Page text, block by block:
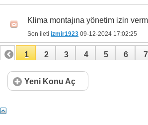
Klima montajına yönetim izin
Son ileti izmir1923 09-12-2024 17:02:25
1 2 3 4 5 6 7
11 12 13 14
Yeni Konu Aç